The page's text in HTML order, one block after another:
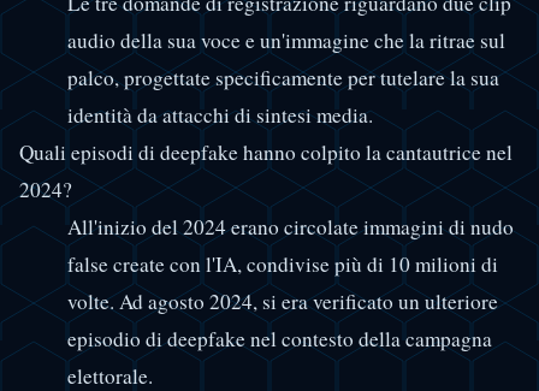
audio della sua voce e un'immagine che la ritrae sul
palco, progettate specificamente per tutelare la sua
identità da attacchi di sintesi media.
Quali episodi di deepfake hanno colpito la cantautrice nel
2024?
All'inizio del 2024 erano circolate immagini di nudo
false create con l'IA, condivise più di 10 milioni di
volte. Ad agosto 2024, si era verificato un ulteriore
episodio di deepfake nel contesto della campagna
elettorale.